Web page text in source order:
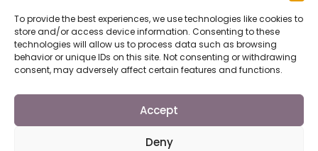
To provide the best experiences, we use technologies like cookies to
store and/or access device information. Consenting to these
technologies will allow us to process data such as browsing
behavior or unique IDs on this site. Not consenting or withdrawing
consent, may adversely affect certain features and functions.
Accept
Deny
Placement test